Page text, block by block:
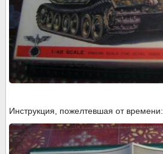
Инструкция, пожелтевшая от времени: